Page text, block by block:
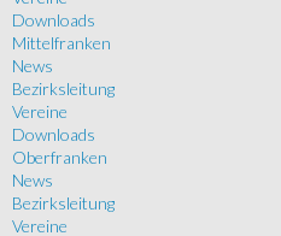
Downloads
Mittelfranken
News
Bezirksleitung
Vereine
Downloads
Oberfranken
News
Bezirksleitung
Vereine